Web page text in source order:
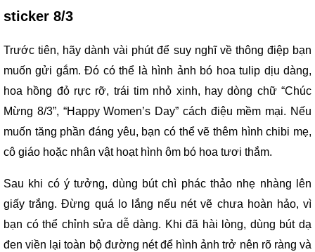
sticker 8/3
Trước tiên, hãy dành vài phút để suy nghĩ về thông điệp bạn
muốn gửi gắm. Đó có thể là hình ảnh bó hoa tulip dịu dàng,
hoa hồng đỏ rực rỡ, trái tim nhỏ xinh, hay dòng chữ “Chúc
Mừng 8/3”, “Happy Women’s Day” cách điệu mềm mại. Nếu
muốn tăng phần đáng yêu, bạn có thể vẽ thêm hình chibi mẹ,
cô giáo hoặc nhân vật hoạt hình ôm bó hoa tươi thắm.
Sau khi có ý tưởng, dùng bút chì phác thảo nhẹ nhàng lên
giấy trắng. Đừng quá lo lắng nếu nét vẽ chưa hoàn hảo, vì
bạn có thể chỉnh sửa dễ dàng. Khi đã hài lòng, dùng bút dạ
đen viền lại toàn bộ đường nét để hình ảnh trở nên rõ ràng và